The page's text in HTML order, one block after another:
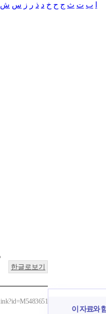
ب ت ث ج ح خ د ذ ر ز س ش
한글로보기
이 자료와